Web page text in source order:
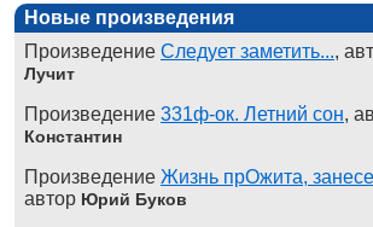
Новые произведения
Произведение Следует заметить...,
Лучит
Произведение 331ф-ок. Летний сон,
Константин
Произведение Жизнь прОжита,
автор Юрий Буков